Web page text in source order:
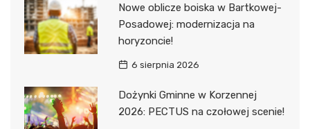
Nowe oblicze boiska w Bartkowej-
Posadowej: modernizacja na
horyzoncie!
6 sierpnia 2026
Dożynki Gminne w Korzennej
2026: PECTUS na czołowej scenie!